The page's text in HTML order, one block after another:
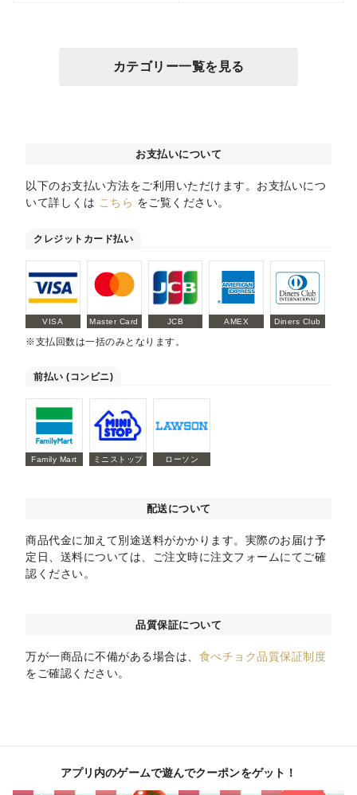
カテゴリー一覧を見る
お支払いについて
以下のお支払い方法をご利用いただけます。お支払いにつ
いて詳しくは こちら をご覧ください。
クレジットカード払い
VISA Master Card JCB AMEX Diners Club
※支払回数は一括のみとなります。
前払い (コンビニ)
Family Mart ミニストップ ローソン
配送について
商品代金に加えて別途送料がかかります。実際のお届け予
定日、送料については、ご注文時に注文フォームにてご確
認ください。
品質保証について
万が一商品に不備がある場合は、 食べチョク品質保証制度
をご確認ください。
アプリ内のゲームで遊んでクーポンをゲット！